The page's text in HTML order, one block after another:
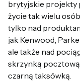
brytyjskie projekty
życie tak wielu osób.
tylko nad
jak Kenwood,
ale także nad
skrzynką pocztową
czarną taksówką.